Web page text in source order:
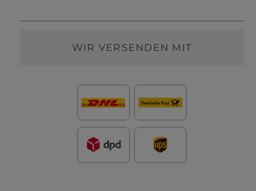
WIR VERSENDEN MIT